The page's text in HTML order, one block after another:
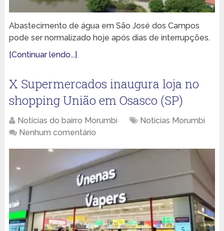
Abastecimento de água em São José dos Campos
pode ser normalizado hoje após dias de interrupções.
[Continuar lendo...]
X Supermercados inaugura loja no
shopping União em Osasco (SP)
Notícias do bairro Morumbi
Notícias Morumbi
Nenhum comentário